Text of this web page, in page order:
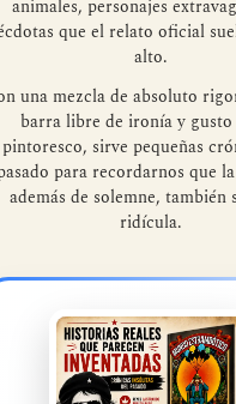
animales, personajes
que el relato oficial
alto.
una mezcla de absoluto
barra libre de ironía y
pintoresco, sirve pequeñas
para recordarnos que
además de solemne, también
ridícula.